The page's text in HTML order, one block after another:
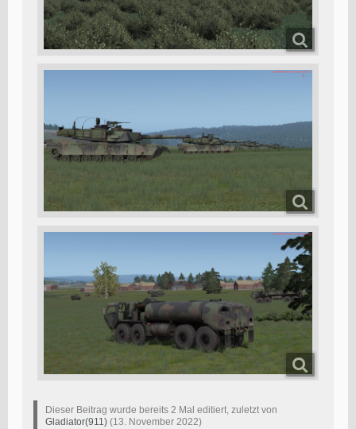
Dieser Beitrag wurde bereits 2 Mal editiert, zuletzt von
Gladiator(911) (13. November 2022)